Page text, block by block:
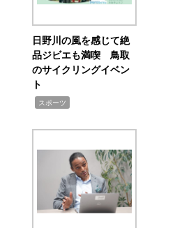
日野川の風を感じて絶
品ジビエも満喫 鳥取
のサイクリングイベン
ト
スポーツ